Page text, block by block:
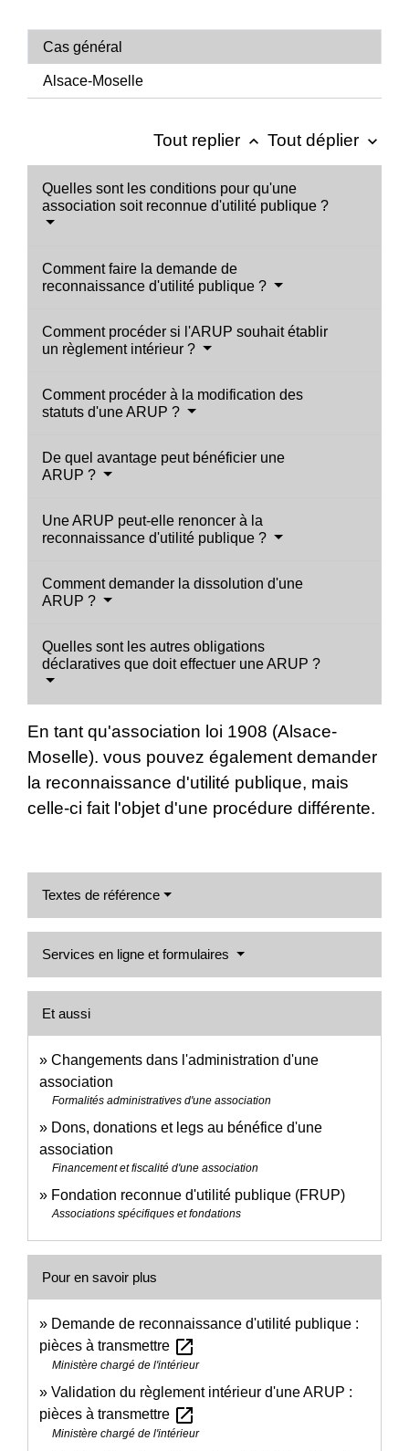
Cas général
Alsace-Moselle
Tout replier keyboard_arrow_up Tout déplier keyboard_arrow_down
Quelles sont les conditions pour qu'une
association soit reconnue d'utilité publique ?
Comment faire la demande de
reconnaissance d'utilité publique ?
Comment procéder si l'ARUP souhait établir
un règlement intérieur ?
Comment procéder à la modification des
statuts d'une ARUP ?
De quel avantage peut bénéficier une
ARUP ?
Une ARUP peut-elle renoncer à la
reconnaissance d'utilité publique ?
Comment demander la dissolution d'une
ARUP ?
Quelles sont les autres obligations
déclaratives que doit effectuer une ARUP ?
En tant qu'association loi 1908 (Alsace-
Moselle). vous pouvez également demander
la reconnaissance d'utilité publique, mais
celle-ci fait l'objet d'une procédure différente.
Textes de référence
Services en ligne et formulaires
Et aussi
Changements dans l'administration d'une
association
Formalités administratives d'une association
Dons, donations et legs au bénéfice d'une
association
Financement et fiscalité d'une association
Fondation reconnue d'utilité publique (FRUP)
Associations spécifiques et fondations
Pour en savoir plus
Demande de reconnaissance d'utilité publique :
pièces à transmettre open_in_new
Ministère chargé de l'intérieur
Validation du règlement intérieur d'une ARUP :
pièces à transmettre open_in_new
Ministère chargé de l'intérieur